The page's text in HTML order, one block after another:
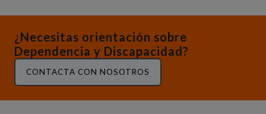
¿Necesitas orientación sobre
Dependencia y Discapacidad?
CONTACTA CON NOSOTROS